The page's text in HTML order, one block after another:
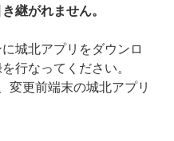
継がれません。
城北アプリをダウンロ
行なってください。
変更前端末の城北アプリ